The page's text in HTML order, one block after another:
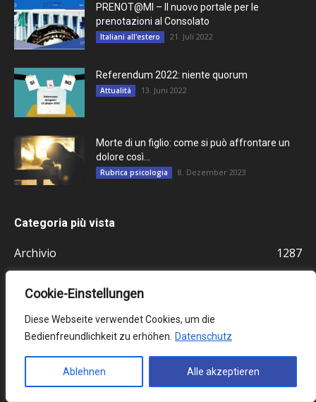
Cookie-Einstellungen
Diese Webseite verwendet Cookies, um die
Bedienfreundlichkeit zu erhöhen.
Datenschutz
Ablehnen Alle akzeptieren
PRENOT@MI – Il nuovo portale per le
prenotazioni al Consolato
Italiani all'estero 21. Juli 2022
Referendum 2022: niente quorum
Attualità 13. Juni 2022
Morte di un figlio: come si può affrontare un
dolore così...
Rubrica psicologia 8. Dezember 2023
Categoria più vista
Archivio
1287
Scelta del redattore
1265
Attualità
Italiani in Germania
Italiani all'estero
Cultura
724
Germania
512